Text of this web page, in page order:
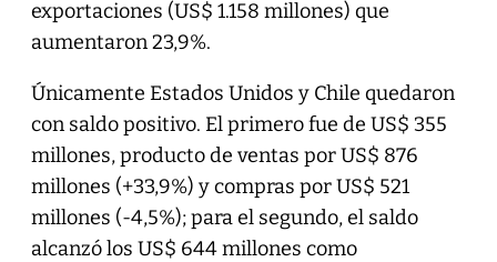
exportaciones (US$ 1.158 millones) que
aumentaron 23,9%.
Únicamente Estados Unidos y Chile quedaron
con saldo positivo. El primero fue de US$ 355
millones, producto de ventas por US$ 876
millones (+33,9%) y compras por US$ 521
millones (-4,5%); para el segundo, el saldo
alcanzó los US$ 644 millones como